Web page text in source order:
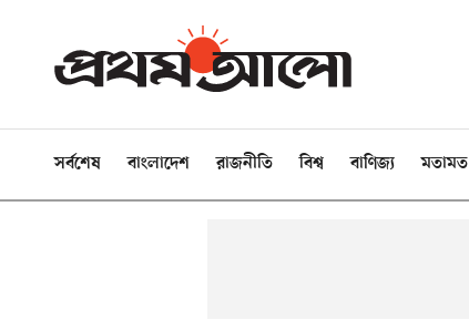
সর্বশেষ বাংলাদেশ রাজনীতি বিশ্ব বাণিজ্য মতামত